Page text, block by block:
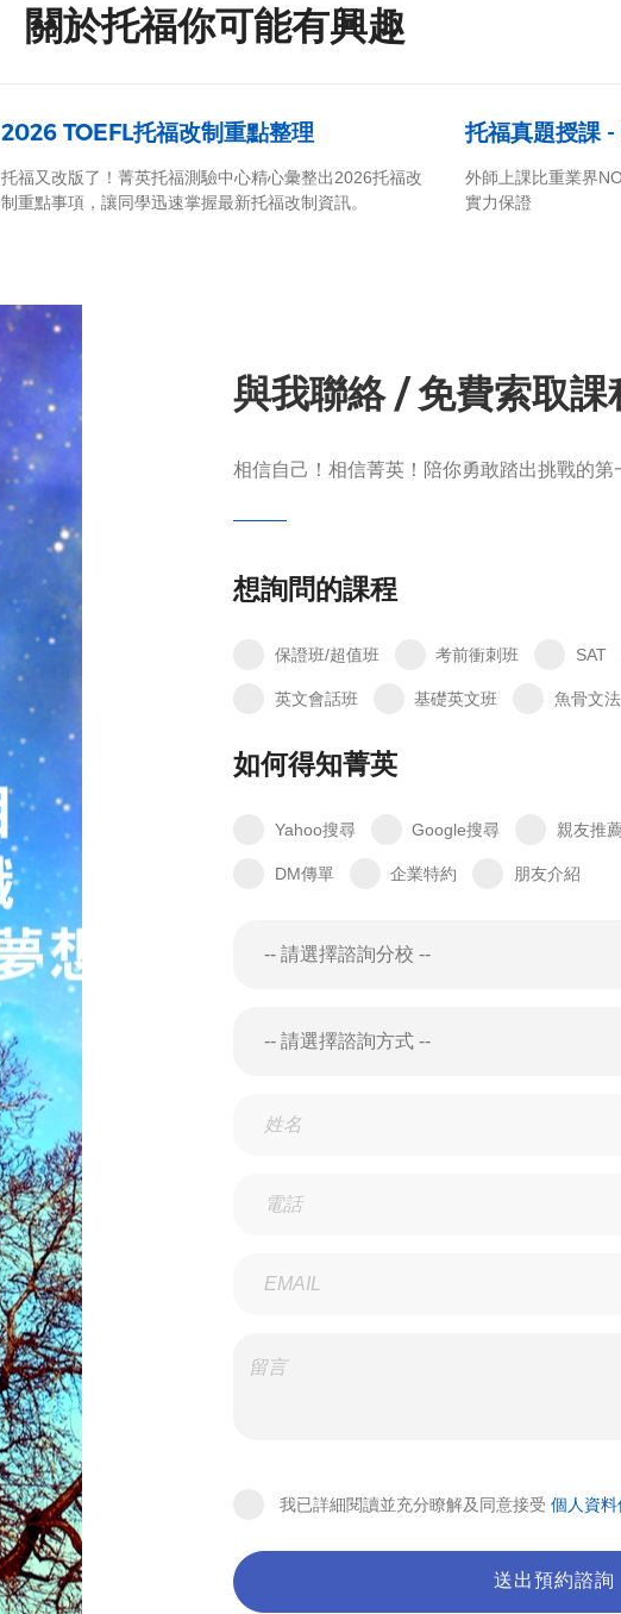
關於托福你可能有興趣
2026 TOEFL托福改制重點整理
托福又改版了！菁英托福測驗中心精心彙整出2026托福改
制重點事項，讓同學迅速掌握最新托福改制資訊。
托福真題授課
外師上課比重業界
實力保證
與我聯絡 / 免費索取課
相信自己！相信菁英！陪你勇敢踏出挑戰的第
想詢問的課程
保證班/超值班 考前衝刺班 SAT
英文會話班 基礎英文班 魚骨文法
如何得知菁英
Yahoo搜尋 Google搜尋 親友推
DM傳單 企業特約 朋友介紹
我已詳細閱讀並充分瞭解及同意接受 個人資
送出預約諮詢